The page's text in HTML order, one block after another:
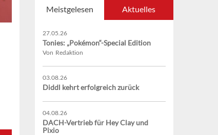
Meistgelesen Aktuelles
27.05.26
Tonies: „Pokémon“-Special Edition
Von Redaktion
03.08.26
Diddl kehrt erfolgreich zurück
04.08.26
DACH-Vertrieb für Hey Clay und
Pixio